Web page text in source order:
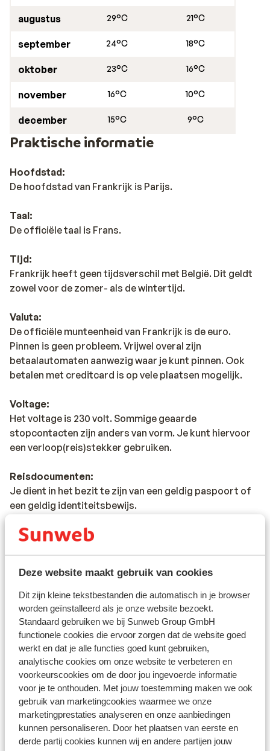
Deze website maakt gebruik van cookies
Dit zijn kleine tekstbestanden die automatisch in je browser
worden geïnstalleerd als je onze website bezoekt.
Standaard gebruiken we bij Sunweb Group GmbH
functionele cookies die ervoor zorgen dat de website goed
werkt en dat je alle functies goed kunt gebruiken,
analytische cookies om onze website te verbeteren en
voorkeurscookies om de door jou ingevoerde informatie
voor je te onthouden. Met jouw toestemming maken we ook
gebruik van marketingcookies waarmee we onze
marketingprestaties analyseren en onze aanbiedingen
kunnen personaliseren. Door het plaatsen van eerste en
derde partij cookies kunnen wij en andere partijen jouw
augustus 29°C 21°C
september 24°C 18°C
oktober 23°C 16°C
november 16°C 10°C
december 15°C 9°C
Praktische informatie
Hoofdstad:
De hoofdstad van Frankrijk is Parijs.
Taal:
De officiële taal is Frans.
Tijd:
Frankrijk heeft geen tijdsverschil met België. Dit geldt
zowel voor de zomer- als de wintertijd.
Valuta:
De officiële munteenheid van Frankrijk is de euro.
Pinnen is geen probleem. Vrijwel overal zijn
betaalautomaten aanwezig waar je kunt pinnen. Ook
betalen met creditcard is op vele plaatsen mogelijk.
Voltage:
Het voltage is 230 volt. Sommige geaarde
stopcontacten zijn anders van vorm. Je kunt hiervoor
een verloop(reis)stekker gebruiken.
Reisdocumenten:
Je dient in het bezit te zijn van een geldig paspoort of
een geldig identiteitsbewijs.
Alarmnummer
Reizen met de auto naar Frankrijk:
*De maximum snelheid op de snelwegen is 130 km/uur.
De maximum snelheid voor bestuurders die minder dan
2 jaar in het bezit zijn van een rijbewijs is 110 km/uur.
*Op de meeste Franse snelwegen geldt een tolheffing
* In sommige steden is het verplicht om een
milieusticker te hebben. Rijd je over de ringweg van
Parijs, de Boulevard Périphérique, dan heb je in veel